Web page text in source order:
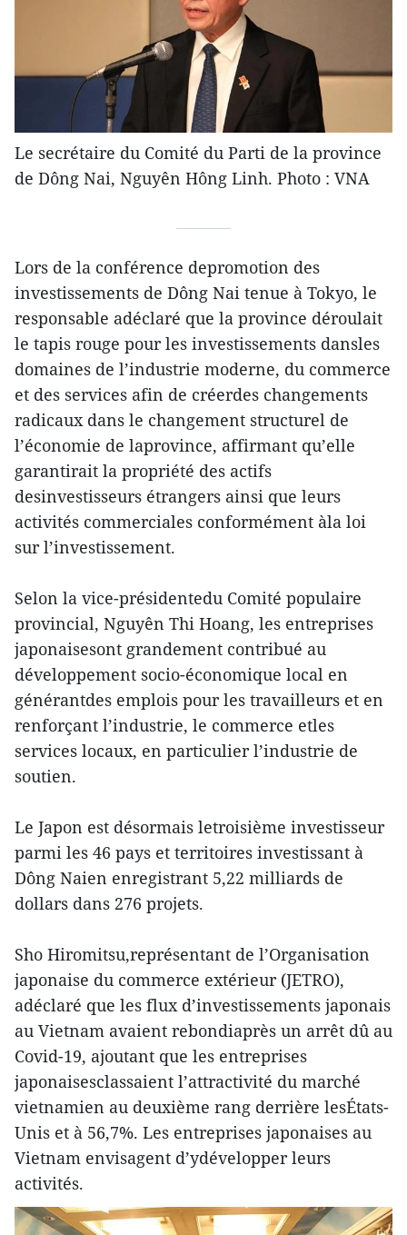
Le secrétaire du Comité du Parti de la province
de Dông Nai, Nguyên Hông Linh. Photo : VNA
Lors de la conférence depromotion des
investissements de Dông Nai tenue à Tokyo, le
responsable adéclaré que la province déroulait
le tapis rouge pour les investissements dansles
domaines de l’industrie moderne, du commerce
et des services afin de créerdes changements
radicaux dans le changement structurel de
l’économie de laprovince, affirmant qu’elle
garantirait la propriété des actifs
desinvestisseurs étrangers ainsi que leurs
activités commerciales conformément àla loi
sur l’investissement.
Selon la vice-présidentedu Comité populaire
provincial, Nguyên Thi Hoang, les entreprises
japonaisesont grandement contribué au
développement socio-économique local en
générantdes emplois pour les travailleurs et en
renforçant l’industrie, le commerce etles
services locaux, en particulier l’industrie de
soutien.
Le Japon est désormais letroisième investisseur
parmi les 46 pays et territoires investissant à
Dông Naien enregistrant 5,22 milliards de
dollars dans 276 projets.
Sho Hiromitsu,représentant de l’Organisation
japonaise du commerce extérieur (JETRO),
adéclaré que les flux d’investissements japonais
au Vietnam avaient rebondiaprès un arrêt dû au
Covid-19, ajoutant que les entreprises
japonaisesclassaient l’attractivité du marché
vietnamien au deuxième rang derrière lesÉtats-
Unis et à 56,7%. Les entreprises japonaises au
Vietnam envisagent d’ydévelopper leurs
activités.